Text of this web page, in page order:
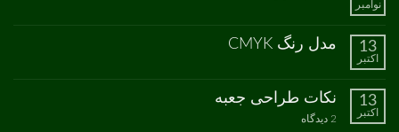
نوامبر
سایز
نشده
13
اکتبر
مدل رنگ CMYK
مدل
CMYK
ثبت
نشده
13
اکتبر
نکات طراحی جعبه
2 دیدگاه
برای